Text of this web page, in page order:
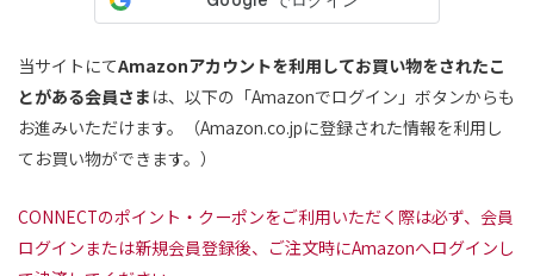
当サイトにてAmazonアカウントを利用してお買い物をされたこ
とがある会員さま は、以下の「Amazonでログイン」ボタンからも
お進みいただけます。（Amazon.co.jpに登録された情報を利用し
てお買い物ができます。）
CONNECTのポイント・クーポンをご利用いただく際は必ず、会員
ログインまたは新規会員登録後、ご注文時にAmazonへログインし